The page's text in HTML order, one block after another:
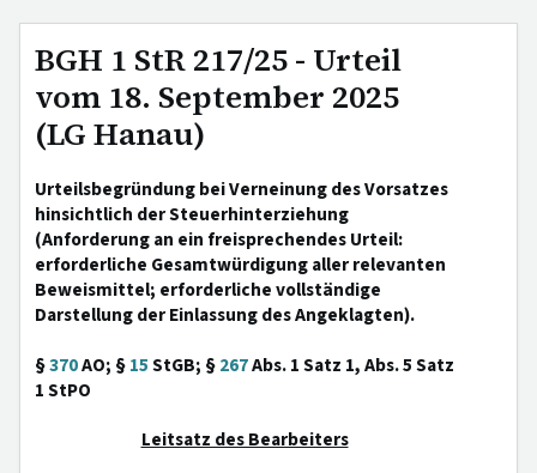
BGH 1 StR 217/25 - Urteil
vom 18. September 2025
(LG Hanau)
Urteilsbegründung bei Verneinung des Vorsatzes
hinsichtlich der Steuerhinterziehung
(Anforderung an ein freisprechendes Urteil:
erforderliche Gesamtwürdigung aller relevanten
Beweismittel; erforderliche vollständige
Darstellung der Einlassung des Angeklagten).
§370AO; §15StGB; §267Abs. 1 Satz 1, Abs. 5 Satz
1 StPO
Leitsatz des Bearbeiters